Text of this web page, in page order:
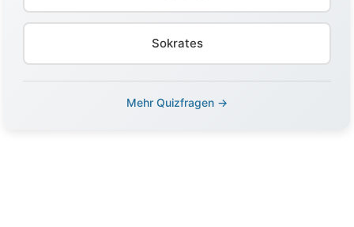
Sokrates
Mehr Quizfragen →